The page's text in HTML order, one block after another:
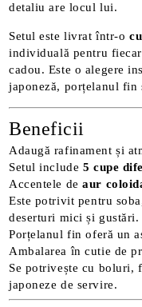
detaliu are locul lui.
Setul este livrat într-o
individuală pentru
cadou. Este o alegere
japoneză, porțelanul fin
Beneficii
Adaugă rafinament și
Setul include 5 cupe
Accentele deaur
Este potrivit pentru
deserturi mici și gustări.
Porțelanul fin oferă un
Ambalarea în cutie de
Se potrivește cu boluri,
japoneze de servire.